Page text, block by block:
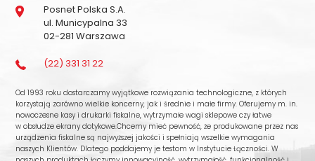
Posnet Polska S.A.
ul. Municypalna 33
02-281 Warszawa
(22) 331 31 22
Od 1993 roku dostarczamy wyjątkowe rozwiązania technologiczne, z których
korzystają zarówno wielkie koncerny, jak i średnie i małe firmy. Oferujemy m. in.
nowoczesne kasy i drukarki fiskalne, wytrzymałe wagi sklepowe czy łatwe
w obsłudze ekrany dotykowe.Chcemy mieć pewność, że produkowane przez nas
urządzenia fiskalne są najwyższej jakości i spełniają wszelkie wymagania
naszych Klientów. Dlatego poddajemy je testom w Instytucie Łączności. W